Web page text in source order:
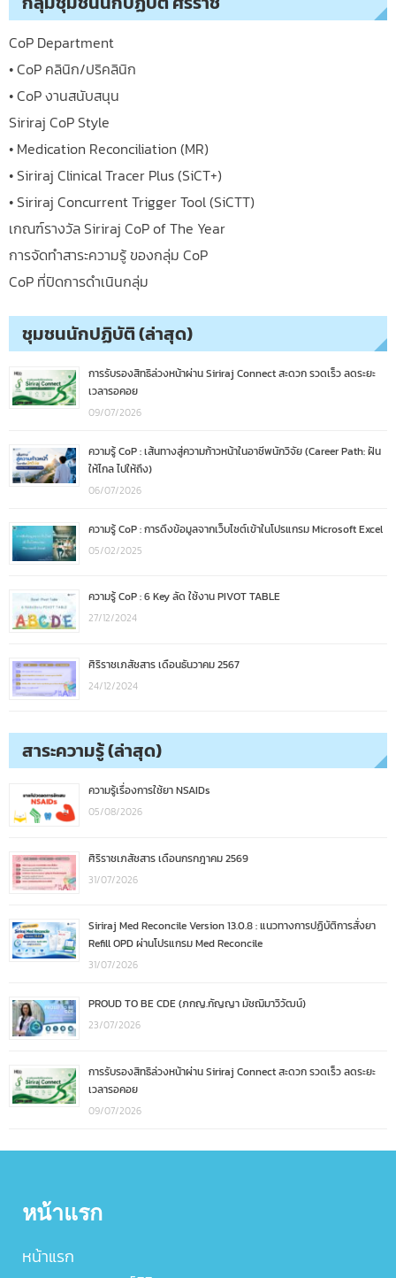
CoP Department
• CoP คลินิก/ปริคลินิก
• CoP งานสนับสนุน
Siriraj CoP Style
• Medication Reconciliation (MR)
• Siriraj Clinical Tracer Plus (SiCT+)
• Siriraj Concurrent Trigger Tool (SiCTT)
เกณฑ์รางวัล Siriraj CoP of The Year
การจัดทำสาระความรู้ ของกลุ่ม CoP
CoP ที่ปิดการดำเนินกลุ่ม
ชุมชนนักปฏิบัติ (ล่าสุด)
การรับรองสิทธิล่วงหน้าผ่าน Siriraj Connect สะดวก รวดเร็ว ลดระยะ
เวลารอคอย
09/07/2026
ความรู้ CoP : เส้นทางสู่ความก้าวหน้าในอาชีพนักวิจัย (Career Path: ฝัน
ให้ไกล ไปให้ถึง)
06/07/2026
ความรู้ CoP : การดึงข้อมูลจากเว็บไซต์เข้าในโปรแกรม Microsoft Excel
05/02/2025
ความรู้ CoP : 6 Key ลัด ใช้งาน PIVOT TABLE
27/12/2024
ศิริราชเภสัชสาร เดือนธันวาคม 2567
24/12/2024
สาระความรู้ (ล่าสุด)
ความรู้เรื่องการใช้ยา NSAIDs
05/08/2026
ศิริราชเภสัชสาร เดือนกรกฎาคม 2569
31/07/2026
Siriraj Med Reconcile Version 13.0.8 : แนวทางการปฏิบัติการสั่งยา
Refill OPD ผ่านโปรแกรม Med Reconcile
31/07/2026
PROUD TO BE CDE (ภกญ.กัญญา มัชฌิมาวิวัฒน์)
23/07/2026
การรับรองสิทธิล่วงหน้าผ่าน Siriraj Connect สะดวก รวดเร็ว ลดระยะ
เวลารอคอย
09/07/2026
หน้าแรก
หน้าแรก